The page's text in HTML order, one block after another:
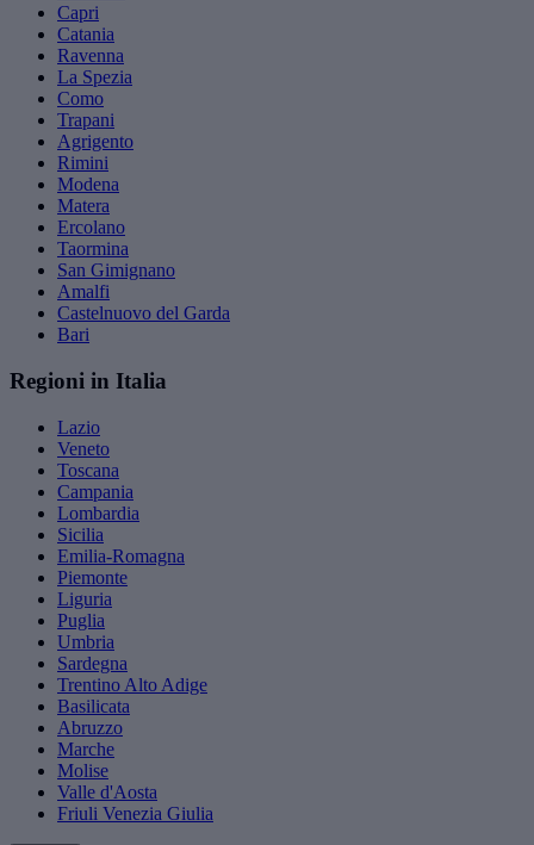
Capri
Catania
Ravenna
La Spezia
Como
Trapani
Agrigento
Rimini
Modena
Matera
Ercolano
Taormina
San Gimignano
Amalfi
Castelnuovo del Garda
Bari
Regioni in Italia
Lazio
Veneto
Toscana
Campania
Lombardia
Sicilia
Emilia-Romagna
Piemonte
Liguria
Puglia
Umbria
Sardegna
Trentino Alto Adige
Basilicata
Abruzzo
Marche
Molise
Valle d'Aosta
Friuli Venezia Giulia